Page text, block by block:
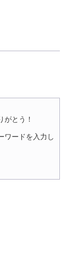
がとう！
ワードを入力し